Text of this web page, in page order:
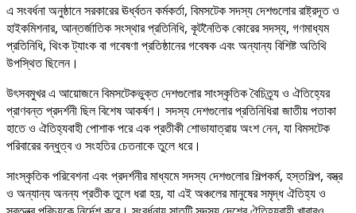
এ সংবর্ধনা অনুষ্ঠানে সরকারের ঊর্ধ্বতন কর্মকর্তা, বিমসটেক সদস্য দেশগুলোর রাষ্ট্রদূত ও
হাইকমিশনার, আন্তর্জাতিক সংস্থার প্রতিনিধি, কূটনৈতিক কোরের সদস্য, গণমাধ্যম
প্রতিনিধি, থিংক ট্যাংক বা গবেষণা প্রতিষ্ঠানের গবেষক এবং অন্যান্য বিশিষ্ট অতিথি
উপস্থিত ছিলেন।
উৎসবমুখর এ আয়োজনে বিমসটেকভুক্ত দেশগুলোর সাংস্কৃতিক বৈচিত্র্য ও ঐতিহ্যের
প্রাণবন্ত প্রদর্শনী ছিল বিশেষ আকর্ষণ। সদস্য দেশগুলোর প্রতিনিধিরা জাতীয় পতাকা
হাতে ও ঐতিহ্যবাহী পোশাক পরে এক প্রতীকী শোভাযাত্রায় অংশ নেন, যা বিমসটেক
পরিবারের বন্ধুত্ব ও সংহতির চেতনাকে তুলে ধরে।
সাংস্কৃতিক পরিবেশনা এবং প্রদর্শনীর মাধ্যমে সদস্য দেশগুলোর শিল্পকর্ম, হস্তশিল্প, বস্ত্র
ও অন্যান্য অনন্য প্রতীক তুলে ধরা হয়, যা এই অঞ্চলের মানুষের সমৃদ্ধ ঐতিহ্য ও